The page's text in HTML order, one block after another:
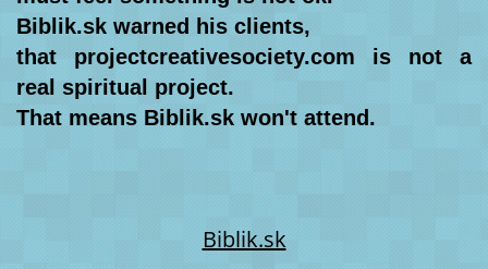
Biblik.sk warned his clients,
that projectcreativesociety.com is not a
real spiritual project.
That means Biblik.sk won't attend.
Biblik.sk